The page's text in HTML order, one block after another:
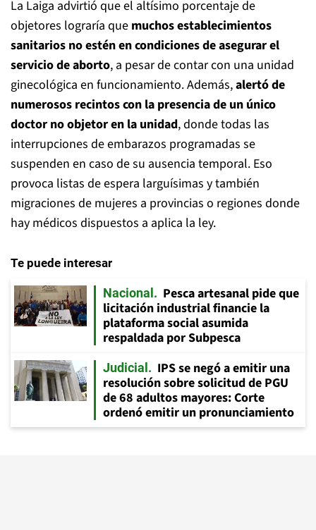
La Laiga advirtió que el altísimo porcentaje de
objetores lograría que muchos establecimientos
sanitarios no estén en condiciones de asegurar el
servicio de aborto, a pesar de contar con una unidad
ginecológica en funcionamiento. Además,alertó de
numerosos recintos con la presencia de un único
doctor no objetor en la unidad, donde todas las
interrupciones de embarazos programadas se
suspenden en caso de su ausencia temporal. Eso
provoca listas de espera larguísimas y también
migraciones de mujeres a provincias o regiones donde
hay médicos dispuestos a aplica la ley.
Te puede interesar
Nacional
Pesca artesanal pide que
licitación industrial financie la
plataforma social asumida
respaldada por Subpesca
Judicial
IPS se negó a emitir una
resolución sobre solicitud de PGU
de 68 adultos mayores: Corte
ordenó emitir un pronunciamiento